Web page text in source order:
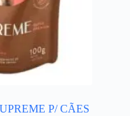
P/ CÃES